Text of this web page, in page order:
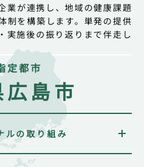
業が連携し、地域の健康課題
制を構築します。 単発の提供
実施後の振り返りまで伴走し
定都市
島市
ルの取り組み
ョンケアに関する意識調査